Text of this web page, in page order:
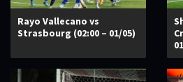
Rayo Vallecano vs
Strasbourg (02:00 – 01/05)